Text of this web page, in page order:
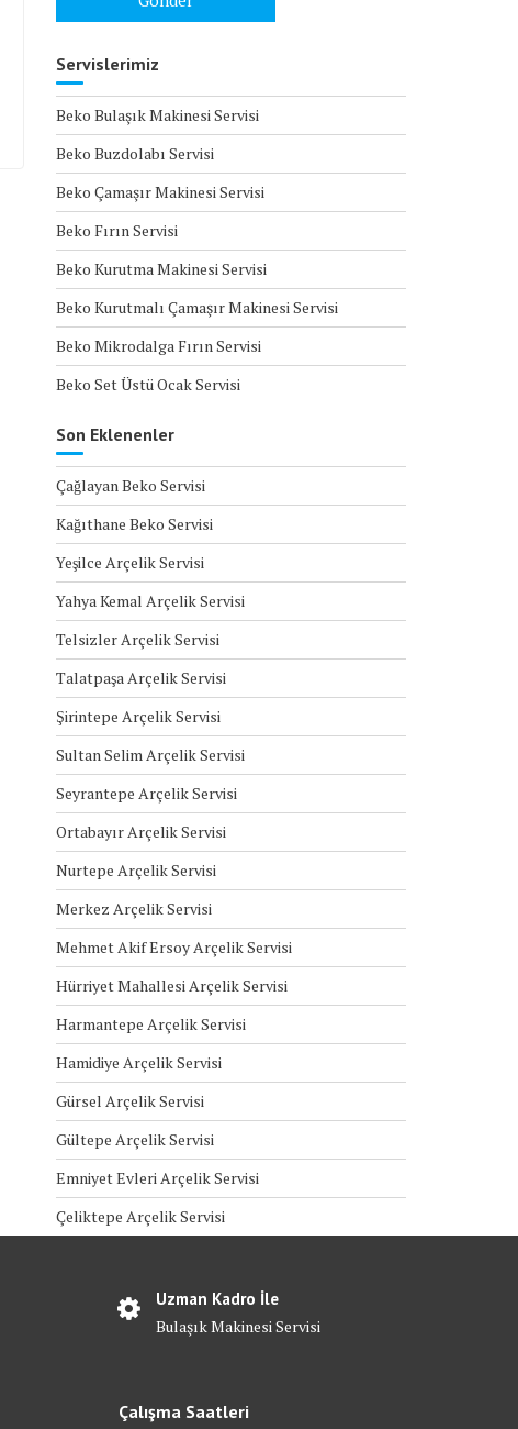
Servislerimiz
Beko Bulaşık Makinesi Servisi
Beko Buzdolabı Servisi
Beko Çamaşır Makinesi Servisi
Beko Fırın Servisi
Beko Kurutma Makinesi Servisi
Beko Kurutmalı Çamaşır Makinesi Servisi
Beko Mikrodalga Fırın Servisi
Beko Set Üstü Ocak Servisi
Son Eklenenler
Çağlayan Beko Servisi
Kağıthane Beko Servisi
Yeşilce Arçelik Servisi
Yahya Kemal Arçelik Servisi
Telsizler Arçelik Servisi
Talatpaşa Arçelik Servisi
Şirintepe Arçelik Servisi
Sultan Selim Arçelik Servisi
Seyrantepe Arçelik Servisi
Ortabayır Arçelik Servisi
Nurtepe Arçelik Servisi
Merkez Arçelik Servisi
Mehmet Akif Ersoy Arçelik Servisi
Hürriyet Mahallesi Arçelik Servisi
Harmantepe Arçelik Servisi
Hamidiye Arçelik Servisi
Gürsel Arçelik Servisi
Gültepe Arçelik Servisi
Emniyet Evleri Arçelik Servisi
Çeliktepe Arçelik Servisi
Uzman Kadro İle
Bulaşık Makinesi Servisi
Çalışma Saatleri